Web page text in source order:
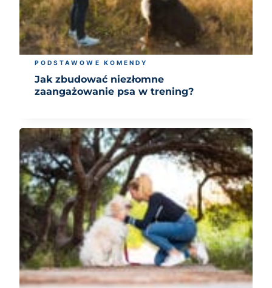
PODSTAWOWE KOMENDY
Jak zbudować niezłomne
zaangażowanie psa w trening?